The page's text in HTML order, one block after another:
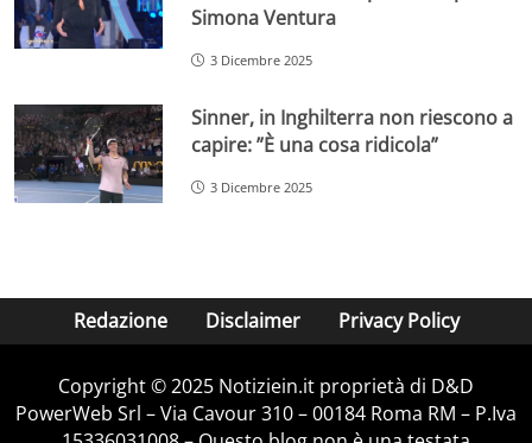
Simona Ventura
3 Dicembre 2025
Sinner, in Inghilterra non riescono a
capire: ”È una cosa ridicola”
3 Dicembre 2025
Redazione Disclaimer Privacy Policy
Copyright © 2025 Notiziein.it proprietà di D&D
PowerWeb Srl – Via Cavour 310 – 00184 Roma RM – P.Iva